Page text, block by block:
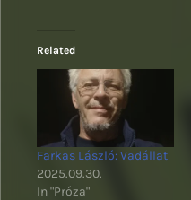
Related
Farkas László: Vadállat
2025.09.30.
In "Próza"